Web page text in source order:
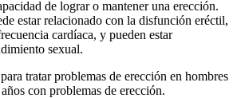
de lograr o mantener una erección.
estar relacionado con la disfunción eréctil,
cardíaca, y pueden estar
sexual.
tratar problemas de erección en hombres
con problemas de erección.